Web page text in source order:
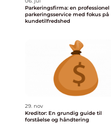
Parkeringsfirma: en professionel
parkeringsservice med fokus på
kundetilfredshed
29. nov
Kreditor: En grundig guide til
forståelse og håndtering